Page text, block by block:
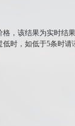
，该结果为实时结
时，如低于5条时请